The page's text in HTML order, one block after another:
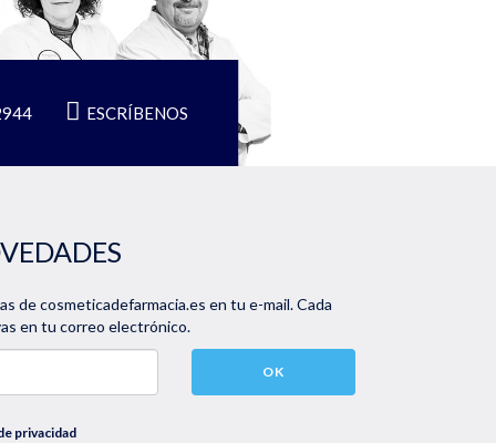
ESCRÍBENOS
de cosmeticadefarmacia.es en tu e-mail. Cada
en tu correo electrónico.
OK
privacidad